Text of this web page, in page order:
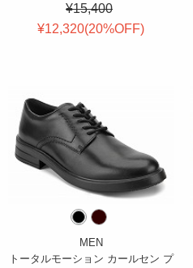
¥15,400
¥12,320(20%OFF)
MEN
トータルモーション カールセン プ